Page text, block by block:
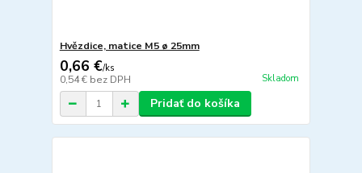
Hvězdice, matice M5 ø 25mm
0,66 €/ks
0,54 € bez DPH Skladom
Pridať do košíka